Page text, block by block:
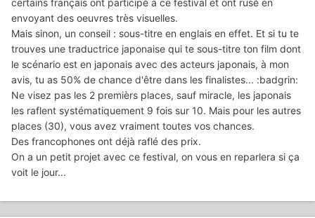
envoyant des oeuvres très visuelles.
Mais sinon, un conseil : sous-titre en englais en effet. Et si tu te
trouves une traductrice japonaise qui te sous-titre ton film dont
le scénario est en japonais avec des acteurs japonais, à mon
avis, tu as 50% de chance d'être dans les finalistes... :badgrin:
Ne visez pas les 2 premièrs places, sauf miracle, les japonais
les raflent systématiquement 9 fois sur 10. Mais pour les autres
places (30), vous avez vraiment toutes vos chances.
Des francophones ont déjà raflé des prix.
On a un petit projet avec ce festival, on vous en reparlera si ça
voit le jour...